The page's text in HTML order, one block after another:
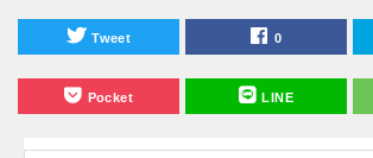
Tweet 0
Pocket LINE